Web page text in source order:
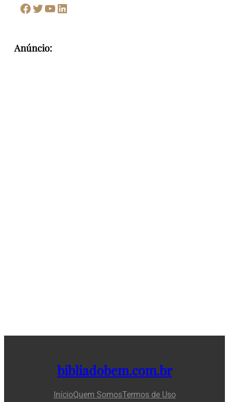
Facebook Twitter Youtube LinkedIn
Anúncio:
bibliadobem.com.br
InícioQuem SomosTermos de Uso